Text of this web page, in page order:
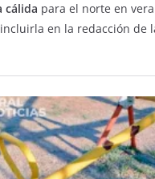
cálida para el norte en
en la redacción de